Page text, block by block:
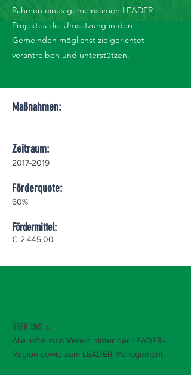
Rahmen eines gemeinsamen LEADER
Projektes die Umsetzung in den
Gemeinden möglichst zielgerichtet
vorantreiben und unterstützen.
Maßnahmen:
Zeitraum:
2017-2019
Förderquote:
60%
Fördermittel:
€ 2.445,00
ÜBER UNS >
Alle Infos zum Verein hinter der LEADER-
Region sowie zum LEADER-Management.